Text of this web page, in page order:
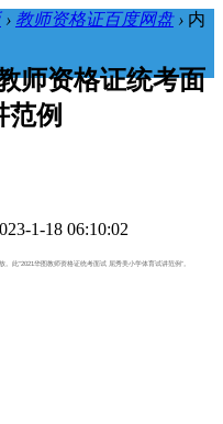
› 教师资格证百度网盘 › 内
师资格证统考面
范例
1-18 06:10:02
此“2021华图教师资格证统考面试 屈秀美小学体育试讲范例”。